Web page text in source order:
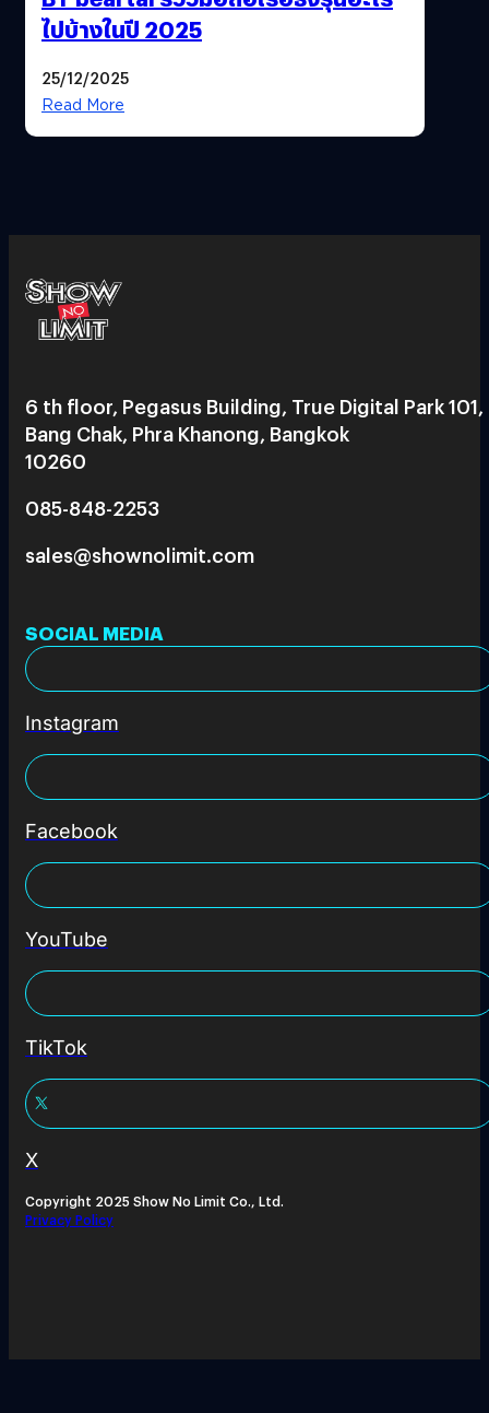
ไปบ้างในปี 2025
25/12/2025
Read More
6 th floor, Pegasus Building, True Digital Park 101,
Bang Chak, Phra Khanong, Bangkok
10260
085-848-2253
sales@shownolimit.com
SOCIAL MEDIA
Instagram
Facebook
YouTube
TikTok
X
Copyright 2025 Show No Limit Co., Ltd.
Privacy Policy